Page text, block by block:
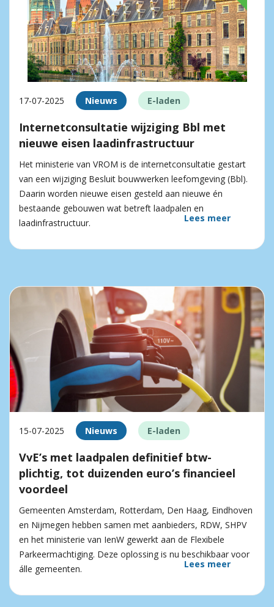
17-07-2025 Nieuws E-laden
Internetconsultatie wijziging Bbl met
nieuwe eisen laadinfrastructuur
Het ministerie van VROM is de internetconsultatie gestart
van een wijziging Besluit bouwwerken leefomgeving (Bbl).
Daarin worden nieuwe eisen gesteld aan nieuwe én
bestaande gebouwen wat betreft laadpalen en
laadinfrastructuur.
Lees meer
15-07-2025 Nieuws E-laden
VvE’s met laadpalen definitief btw-
plichtig, tot duizenden euro’s financieel
voordeel
Gemeenten Amsterdam, Rotterdam, Den Haag, Eindhoven
en Nijmegen hebben samen met aanbieders, RDW, SHPV
en het ministerie van IenW gewerkt aan de Flexibele
Parkeermachtiging. Deze oplossing is nu beschikbaar voor
álle gemeenten.
Lees meer